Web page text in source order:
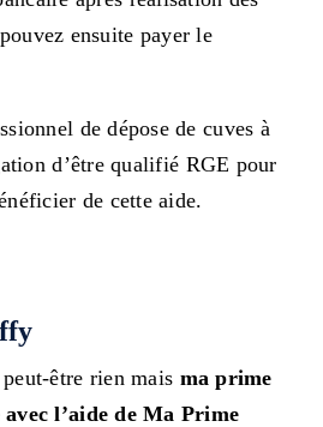
ensuite payer le
de dépose de cuves à
d’être qualifié RGE pour
de cette aide.
être rien mais ma prime
l’aide de Ma Prime